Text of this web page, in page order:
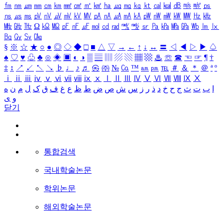
㎙ ㎚ ㎛ ㎜ ㎝ ㎞ ㎟ ㎠ ㎡ ㎢ ㏊ ㎍ ㎎ ㎏ ㏏ ㎈ ㎉ ㏈ ㎧ ㎨ ㎰
㎱ ㎲ ㎳ ㎴ ㎵ ㎶ ㎷ ㎸ ㎹ ㎀ ㎁ ㎂ ㎃ ㎄ ㎺ ㎻ ㎽ ㎾ ㎿ ㎐ ㎑
㎒ ㎓ ㎔ Ω ㏀ ㏁ ㎊ ㎋ ㎌ ㏖ ㏅ ㎭ ㎮ ㎯ ㏛ ㎩ ㎪ ㎫ ㎬ ㏝ ㏐
㏓
㏃ ㏉ ㏜ ㏆
§ ※ ☆ ★ ○ ● ◎ ◇ ◆ □ ■ △ ▽ → ← ↑ ↓ ↔ 〓 ◁ ◀ ▷ ▶ ♤
♠ ♡ ♥ ♧ ♣ ⊙ ◈ ▣ ◐ ◑ ▒ ▤ ▨ ▧ ▦ ▩ ♨ ☏ ☎ ☜ ☞ ¶ †
‡ ↕ ↗ ↙ ↖ ↘ ♭ ♩ ♪ ♬ ㉿ ㈜ № ㏇ ™ ㏂ ㏘ ℡ ＃ ＆ ＊ ＠ ª º
ⅰ
ⅱ ⅲ ⅳ ⅴ ⅵ ⅶ ⅷ ⅸ ⅹ Ⅳ Ⅴ Ⅵ Ⅶ Ⅷ Ⅸ Ⅹ
ب ت ث ج ح خ د ذ ر ز س ش ص ض ط ظ ع غ ف ق ک ل م ن ه
و ی
닫기
통합검색
국내학술논문
학위논문
해외학술논문